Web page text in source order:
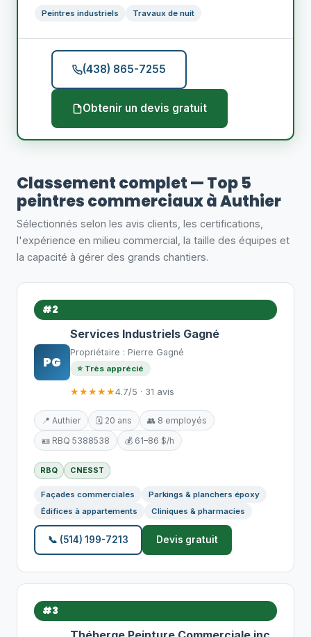
Peintres industriels Travaux de nuit
(438) 865-7255
Obtenir un devis gratuit
Classement complet — Top 5
peintres commerciaux à Authier
Sélectionnés selon les avis clients, les certifications,
l'expérience en milieu commercial, la taille des équipes et
la capacité à gérer des grands chantiers.
#2
PG
Services Industriels Gagné
Propriétaire : Pierre Gagné
⭐ Très apprécié
★★★★★4.7/5 · 31 avis
📍 Authier 🗓️ 20 ans
👥 8 employés
🪪 RBQ 5388538
💰 61–86 $/h
RBQ CNESST
Façades commerciales
Parkings & planchers époxy
Édifices à appartements
Cliniques & pharmacies
📞 (514) 199-7213 Devis gratuit
#3